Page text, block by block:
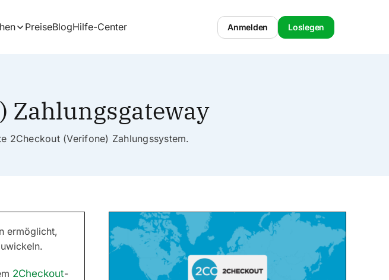
PreiseBlogHilfe-Center Anmelden Loslegen
Zahlungsgateway
2Checkout (Verifone) Zahlungssystem.
ermöglicht,
2Checkout-